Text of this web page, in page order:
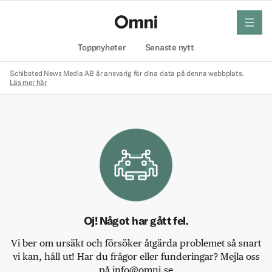
Toppnyheter Senaste nytt
meny
Schibsted News Media AB är ansvarig för dina data på denna webbplats.
Läs mer här
Oj! Något har gått fel.
Vi ber om ursäkt och försöker åtgärda problemet så snart
vi kan, håll ut! Har du frågor eller funderingar? Mejla oss